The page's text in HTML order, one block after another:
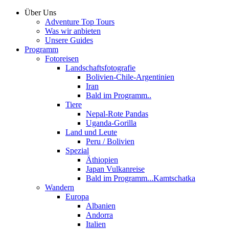
Über Uns
Adventure Top Tours
Was wir anbieten
Unsere Guides
Programm
Fotoreisen
Landschaftsfotografie
Bolivien-Chile-Argentinien
Iran
Bald im Programm..
Tiere
Nepal-Rote Pandas
Uganda-Gorilla
Land und Leute
Peru / Bolivien
Spezial
Äthiopien
Japan Vulkanreise
Bald im Programm...Kamtschatka
Wandern
Europa
Albanien
Andorra
Italien